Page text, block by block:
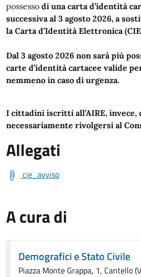
possesso di una carta d’identità
successiva al 3 agosto 2026, a
la Carta d’Identità Elettronica
Dal 3 agosto 2026 non sarà più
carte d’identità cartacee valide
nemmeno in caso di urgenza.
I cittadini iscritti all’AIRE, invece,
necessariamente rivolgersi al
Allegati
cie_avviso
A cura di
Demografici e Stato Civile
Piazza Monte Grappa, 1, Cantello